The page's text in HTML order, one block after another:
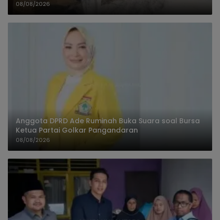
08/08/2026
Anggota DPRD Ade Ruminah Buka Suara soal Bursa
Ketua Partai Golkar Pangandaran
08/08/2026